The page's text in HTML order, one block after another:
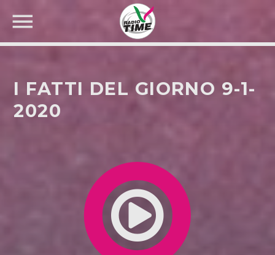
I FATTI DEL GIORNO 9-1-
2020